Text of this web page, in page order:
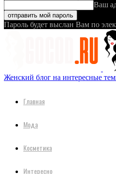
Ваш
Пароль будет выслан Вам по
Женский блог на интересные
Главная
Мода
Косметика
Интересно